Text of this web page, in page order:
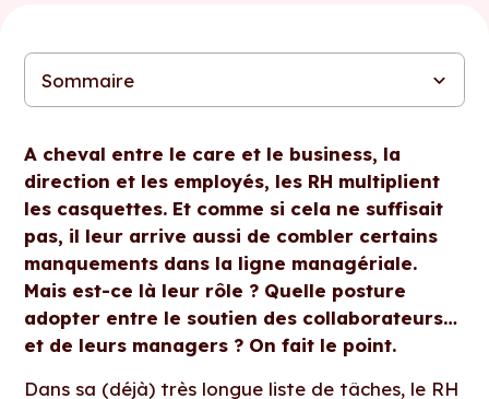
Sommaire
aux managers ?
managers ?
A cheval entre le care et le business, la
direction et les employés, les RH multiplient
les casquettes. Et comme si cela ne suffisait
pas, il leur arrive aussi de combler certains
manquements dans la ligne managériale.
Mais est-ce là leur rôle ? Quelle posture
adopter entre le soutien des collaborateurs…
et de leurs managers ? On fait le point.
Dans sa (déjà) très longue liste de tâches, le RH